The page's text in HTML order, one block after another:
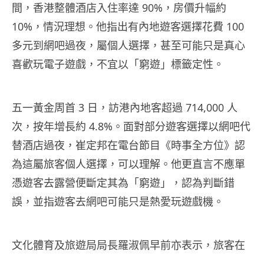
間，香港整體酒店入住率達 90%，房價升幅約
10%，情況理想。他指出有內地遊客選擇花費 100
多元到網吧過夜，屬個人選擇，甚至可能只是真心
喜歡玩電子遊戲，不宜以「窮遊」標籤定性。
五一黃金周首 3 日，訪港內地客超過 714,000 人
次，按年增長約 4.8%。面對部分遊客選擇以網吧代
替酒店過夜，崔定邦在電台節目《時事全方位》認
為這屬旅客個人選擇，可以理解。他更直言不應單
憑遊客去露營便斷定其為「窮遊」，認為判斷錯
誤，並指遊客去網吧可能只是熱愛玩遊戲機。
文化體育及旅遊局局長羅淑佩早前亦表示，旅客在